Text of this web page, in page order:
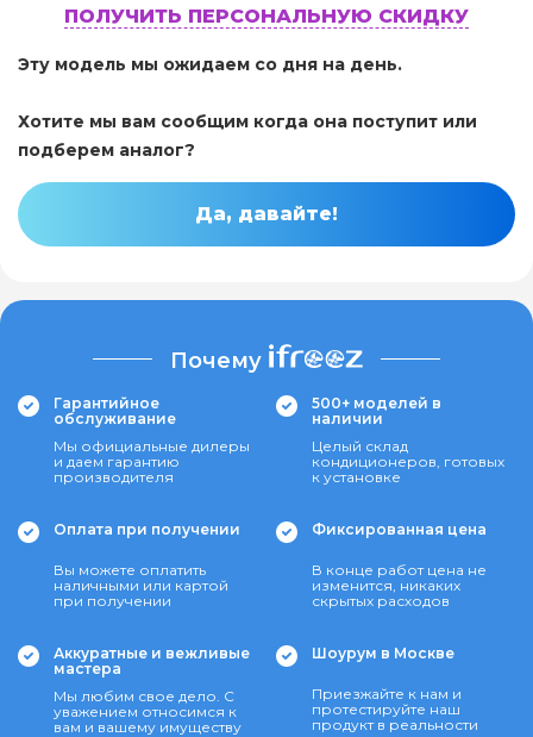
ПОЛУЧИТЬ ПЕРСОНАЛЬНУЮ СКИДКУ
Эту модель мы ожидаем со дня на день.
Хотите мы вам сообщим когда она поступит или
подберем аналог?
Да, давайте!
Почему
Гарантийное
обслуживание
Мы официальные дилеры
и даем гарантию
производителя
500+ моделей в
наличии
Целый склад
кондиционеров, готовых
к установке
Оплата при получении
Вы можете оплатить
наличными или картой
при получении
Фиксированная цена
В конце работ цена не
изменится, никаких
скрытых расходов
Аккуратные и вежливые
мастера
Мы любим свое дело. С
уважением относимся к
вам и вашему имуществу
Шоурум в Москве
Приезжайте к нам и
протестируйте наш
продукт в реальности